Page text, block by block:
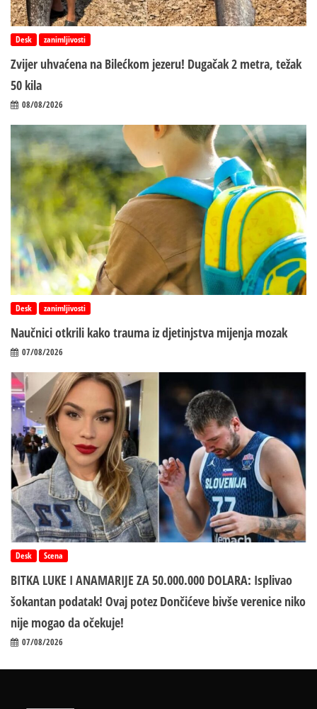
Desk zanimljivosti
Zvijer uhvaćena na Bilećkom jezeru! Dugačak 2 metra, težak
50 kila
08/08/2026
Desk zanimljivosti
Naučnici otkrili kako trauma iz d‌jetinjstva mijenja mozak
07/08/2026
Desk Scena
BITKA LUKE I ANAMARIJE ZA 50.000.000 DOLARA: Isplivao
šokantan podatak! Ovaj potez Dončićeve bivše verenice niko
nije mogao da očekuje!
07/08/2026